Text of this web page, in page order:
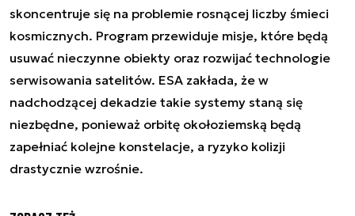
skoncentruje się na problemie rosnącej liczby śmieci
kosmicznych. Program przewiduje misje, które będą
usuwać nieczynne obiekty oraz rozwijać technologie
serwisowania satelitów. ESA zakłada, że w
nadchodzącej dekadzie takie systemy staną się
niezbędne, ponieważ orbitę okołoziemską będą
zapełniać kolejne konstelacje, a ryzyko kolizji
drastycznie wzrośnie.